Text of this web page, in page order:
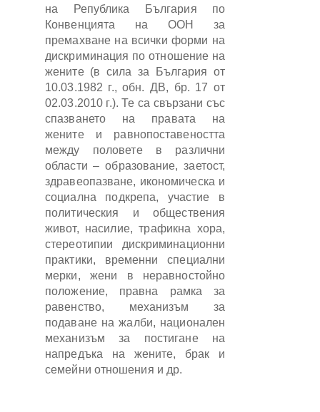
на Република България по
Конвенцията на ООН за
премахване на всички форми на
дискриминация по отношение на
жените (в сила за България от
10.03.1982 г., обн. ДВ, бр. 17 от
02.03.2010 г.). Те са свързани със
спазването на правата на
жените и равнопоставеността
между половете в различни
области – образование, заетост,
здравеопазване, икономическа и
социална подкрепа, участие в
политическия и обществения
живот, насилие, трафикна хора,
стереотипии дискриминационни
практики, временни специални
мерки, жени в неравностойно
положение, правна рамка за
равенство, механизъм за
подаване на жалби, национален
механизъм за постигане на
напредъка на жените, брак и
семейни отношения и др.